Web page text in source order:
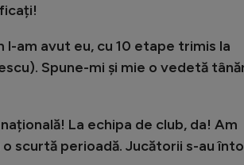
am avut eu, cu 10 etape trimis la
Spune-mi și mie o vedetă
La echipa de club, da! Am
scurtă perioadă. Jucătorii s-au